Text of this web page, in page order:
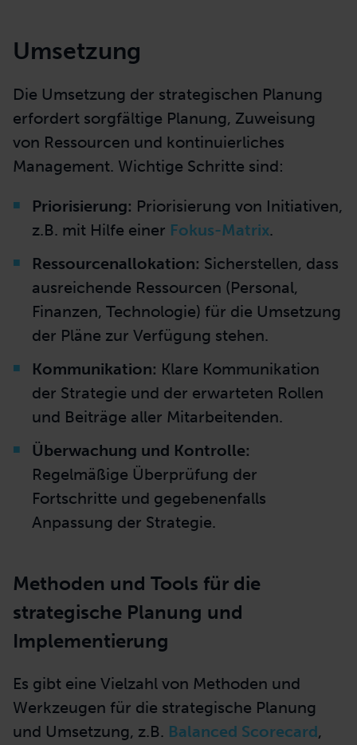
Umsetzung
Die Umsetzung der strategischen Planung
erfordert sorgfältige Planung, Zuweisung
von Ressourcen und kontinuierliches
Management. Wichtige Schritte sind:
Priorisierung: Priorisierung von Initiativen,
z.B. mit Hilfe einer Fokus-Matrix.
Ressourcenallokation: Sicherstellen, dass
ausreichende Ressourcen (Personal,
Finanzen, Technologie) für die Umsetzung
der Pläne zur Verfügung stehen.
Kommunikation: Klare Kommunikation
der Strategie und der erwarteten Rollen
und Beiträge aller Mitarbeitenden.
Überwachung und Kontrolle:
Regelmäßige Überprüfung der
Fortschritte und gegebenenfalls
Anpassung der Strategie.
Methoden und Tools für die
strategische Planung und
Implementierung
Es gibt eine Vielzahl von Methoden und
Werkzeugen für die strategische Planung
und Umsetzung, z.B. Balanced Scorecard,